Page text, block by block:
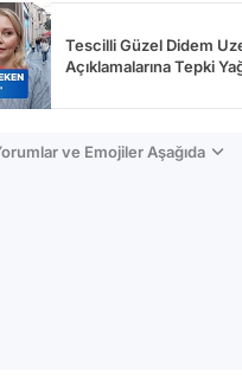
Tescilli Güzel Didem
Açıklamalarına Tepki
ve Emojiler Aşağıda